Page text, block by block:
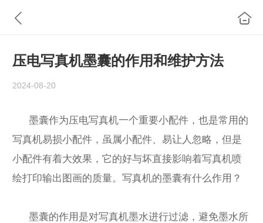
压电写真机墨囊的作用和维护方法
2024-08-20
墨囊作为压电写真机一个重要小配件，也是常用的
写真机易损小配件，虽属小配件、易让人忽略，但是
小配件有着大效果，它的好与坏直接影响着写真机喷
绘打印输出图画的质量。写真机的墨囊有什么作用？
墨囊的作用是对写真机墨水进行过滤，避免墨水所